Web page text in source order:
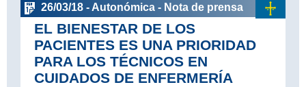
26/03/18 - Autonómica - Nota de prensa
EL BIENESTAR DE LOS
PACIENTES ES UNA PRIORIDAD
PARA LOS TÉCNICOS EN
CUIDADOS DE ENFERMERÍA